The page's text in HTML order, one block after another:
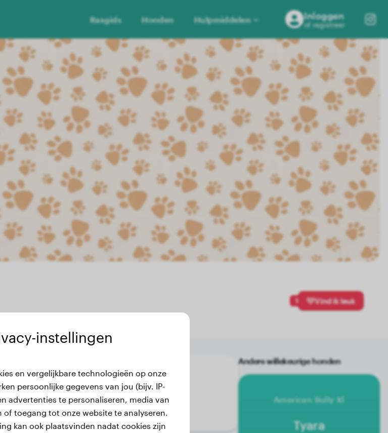
Rasgids Honden Hulpmiddelen Inloggen
of registreer
1 Vind ik leuk
gewichtsgegevens toegevoegd voor Balu.
Andere willekeurige honden
American Bully Xl
Tyara
instellingen
en vergelijkbare technologieën op onze
persoonlijke gegevens van jou (bijv. IP-
advertenties te personaliseren, media van
toegang tot onze website te analyseren.
kan ook plaatsvinden nadat cookies zijn